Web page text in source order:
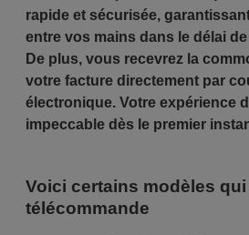
rapide et sécurisée,
entre vos mains dans le délai
De plus, vous recevrez la
votre facture directement par
électronique. Votre expérience
impeccable dès le premier
Voici certains modèles
télécommande